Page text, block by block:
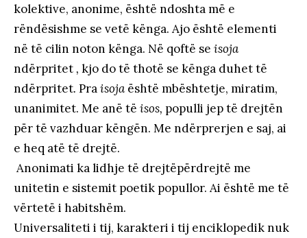
kolektive, anonime, është ndoshta më e
rëndësishme se vetë kënga. Ajo është elementi
në të cilin noton kënga. Në qoftë se isoja
ndërpritet, kjo do të thotë se kënga duhet të
ndërpritet. Praisoja është mbështetje, miratim,
unanimitet. Me anë të isos, populli jep të drejtën
për të vazhduar këngën. Me ndërprerjen e saj, ai
e heq atë të drejtë.
Anonimati ka lidhje të drejtëpërdrejtë me
unitetin e sistemit poetik popullor. Ai është me të
vërtetë i habitshëm.
Universaliteti i tij, karakteri i tij enciklopedik nuk